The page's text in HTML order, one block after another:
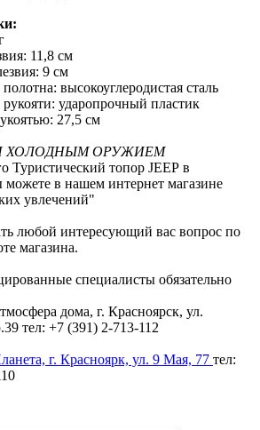
11,8 см
9 см
высокоуглеродистая сталь
ударопрочный пластик
27,5 см
ХОЛОДНЫМ ОРУЖИЕМ
Туристический топор JEEP в
можете в нашем интернет магазине
увлечений"
любой интересующий вас вопрос по
магазина.
специалисты обязательно
дома, г. Красноярск, ул.
тел: +7 (391) 2-713-112
г. Красноярк, ул. 9 Мая, 77 тел: